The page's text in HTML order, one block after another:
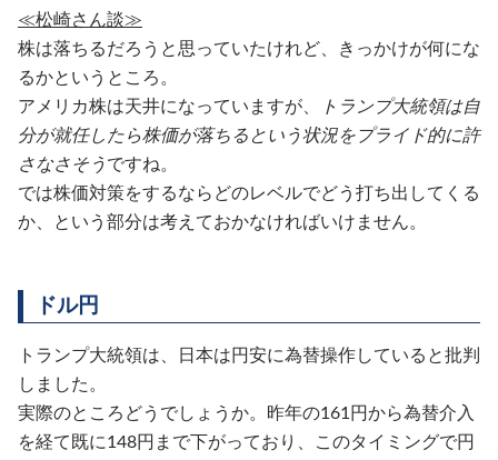
≪松崎さん談≫
株は落ちるだろうと思っていたけれど、きっかけが何にな
るかというところ。
アメリカ株は天井になっていますが、
トランプ大統領は自
分が就任したら株価が落ちるという状況をプライド的に許
さなさそう ですね。
では株価対策をするならどのレベルでどう打ち出してくる
か、という部分は考えておかなければいけません。
ドル円
トランプ大統領は、日本は円安に為替操作していると批判
しました。
実際のところどうでしょうか。昨年の161円から為替介入
を経て既に148円まで下がっており、このタイミングで円